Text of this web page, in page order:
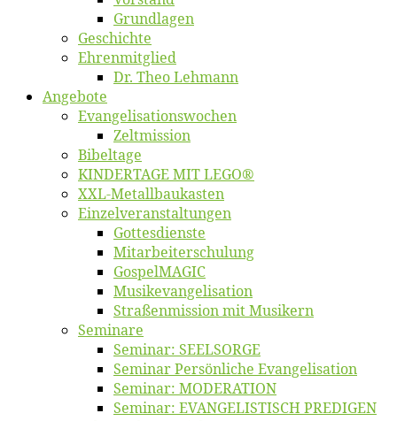
Grund­la­gen
Ge­schich­te
Eh­ren­mit­glied
Dr. Theo Lehmann
An­ge­bo­te
Evangelisa­tions­wo­chen
Zelt­mis­si­on
Bi­bel­ta­ge
KINDERTAGE MIT LEGO®
XXL-Me­­tal­l­­bau­­kas­­ten
Einzelver­an­stal­tungen
Got­tes­diens­te
Mitarbeiter­schulung
Gos­pel­MA­GIC
Musikevan­ge­li­sa­tion
Straßenmis­sion mit Musikern
Se­mi­na­re
Se­mi­nar: SEELSORGE
Se­mi­nar Per­sön­li­che Evangelisation
Se­mi­nar: MODERATION
Se­mi­nar: EVANGELISTISCH PREDIGEN